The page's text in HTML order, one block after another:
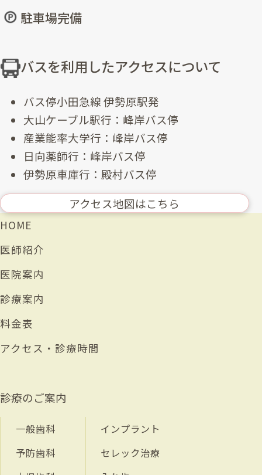
駐車場完備
バスを利用したアクセスについて
バス停小田急線 伊勢原駅発
大山ケーブル駅行：峰岸バス停
産業能率大学行：峰岸バス停
日向薬師行：峰岸バス停
伊勢原車庫行：殿村バス停
アクセス地図はこちら
HOME
医師紹介
医院案内
診療案内
料金表
アクセス・診療時間
診療のご案内
一般歯科
予防歯科
インプラント
セレック治療